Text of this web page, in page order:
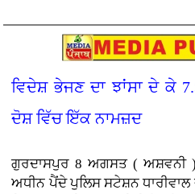
ਵਿਦੇਸ਼ ਭੇਜਣ ਦਾ ਝਾਂਸਾ ਦੇ ਕੇ
ਦੋਸ਼ ਵਿੱਚ ਇੱਕ ਨਾਮਜ਼ਦ
ਗੁਰਦਾਸਪੁਰ 8 ਅਗਸਤ ( ਅਸ਼ਵਨੀ )
ਅਧੀਨ ਪੈਂਦੇ ਪੁਲਿਸ ਸਟੇਸ਼ਨ